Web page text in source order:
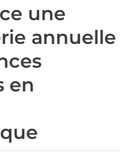
une
annuelle
en